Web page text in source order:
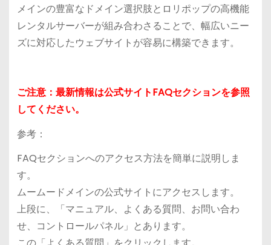
メインの豊富なドメイン選択肢とロリポップの高機能
レンタルサーバーが組み合わさることで、幅広いニー
ズに対応したウェブサイトが容易に構築できます。
ご注意：最新情報は公式サイトFAQセクションを参照
してください。
参考：
FAQセクションへのアクセス方法を簡単に説明しま
す。
ムームードメインの公式サイトにアクセスします。
上段に、「マニュアル、よくある質問、お問い合わ
せ、コントロールパネル」とあります。